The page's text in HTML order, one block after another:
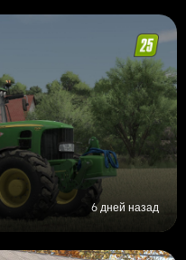
6 дней назад